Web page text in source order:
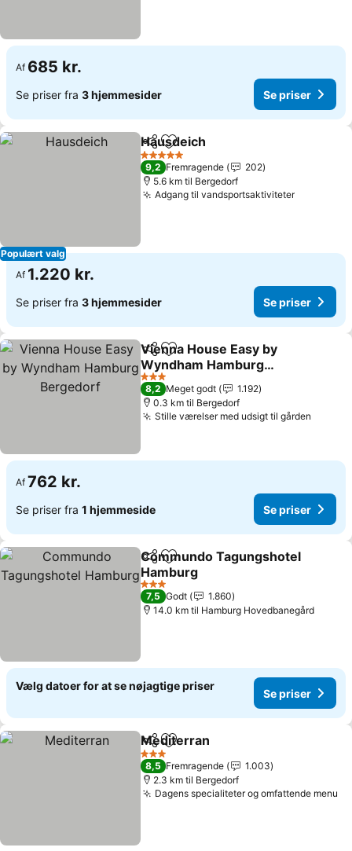
Af 685 kr.
Se priser fra 3 hjemmesider Se priser
Populært valg
Del Føj til favoritter
Hausdeich
5 Stjerner
9,2 Fremragende
202
5.6 km til Bergedorf
Adgang til vandsportsaktiviteter
Af 1.220 kr.
Se priser fra 3 hjemmesider Se priser
Del Føj til favoritter
Vienna House Easy by
Wyndham Hamburg
Bergedorf
3 Stjerner
8,2 Meget godt
1.192
0.3 km til Bergedorf
Stille værelser med udsigt til gården
Af 762 kr.
Se priser fra 1 hjemmeside Se priser
Del Føj til favoritter
Commundo Tagungshotel
Hamburg
3 Stjerner
7,5 Godt
1.860
14.0 km til Hamburg Hovedbanegård
Vælg datoer for at se nøjagtige priser
Se priser
Del Føj til favoritter
Mediterran
3 Stjerner
8,5 Fremragende
1.003
2.3 km til Bergedorf
Dagens specialiteter og omfattende menu